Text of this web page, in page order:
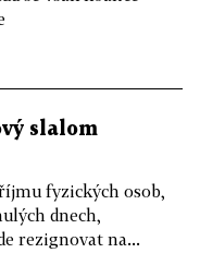
slalom
fyzických osob,
dnech,
rezignovat na...